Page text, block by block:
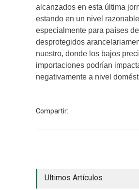
alcanzados en esta última
estando en un nivel
especialmente para países
desprotegidos
nuestro, donde los bajos
importaciones podrían
negativamente a nivel
Compartir:
Ultimos Artículos